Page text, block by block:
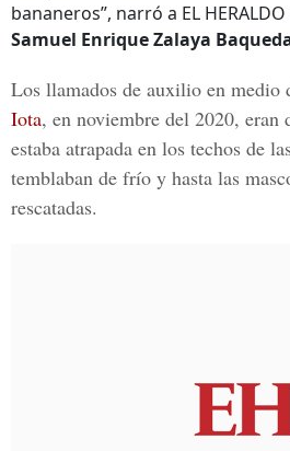
bananeros”, narró a EL
Samuel Enrique Zalaya
Los llamados de auxilio en medio
Iota, en noviembre del 2020, eran
estaba atrapada en los techos de
temblaban de frío y hasta las
rescatadas.